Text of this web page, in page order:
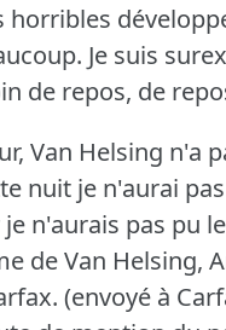
horribles
Je suis
de repos, de
Van Helsing n'a
nuit je n'aurai
n'aurais pas pu
de Van Helsing,
(envoyé à